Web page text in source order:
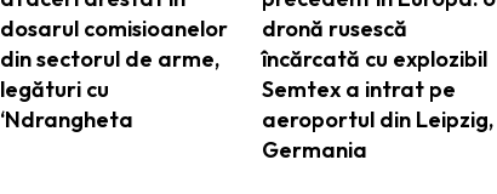
dosarul comisioanelor
din sectorul de arme,
legături cu
‘Ndrangheta
dronă rusescă
încărcată cu explozibil
Semtex a intrat pe
aeroportul din Leipzig,
Germania